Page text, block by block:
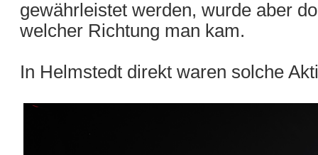
gewährleistet werden, wurde aber
welcher Richtung man kam.
In Helmstedt direkt waren solche